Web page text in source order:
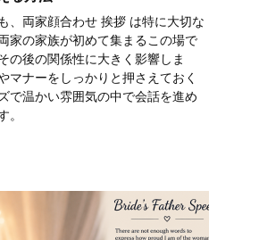
、両家顔合わせ 挨拶 は特に大切な
家の家族が初めて集まるこの場で
の後の関係性に大きく影響しま
マナーをしっかりと押さえておく
で温かい雰囲気の中で会話を進め
。